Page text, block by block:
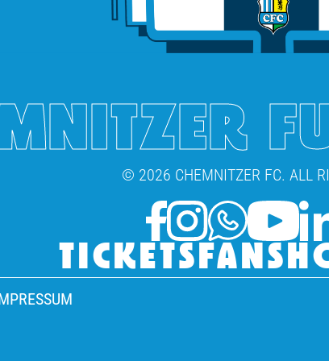
© 2026 CHEMNITZER FC. ALL
TICKETS